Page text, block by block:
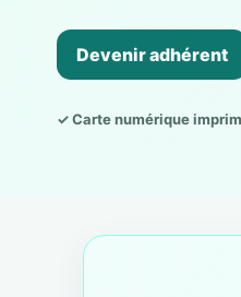
Devenir adhérent
✓ Carte numérique